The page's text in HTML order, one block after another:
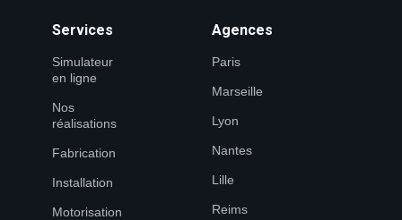
Services
Simulateur
en ligne
Nos
réalisations
Fabrication
Installation
Motorisation
Agences
Paris
Marseille
Lyon
Nantes
Lille
Reims